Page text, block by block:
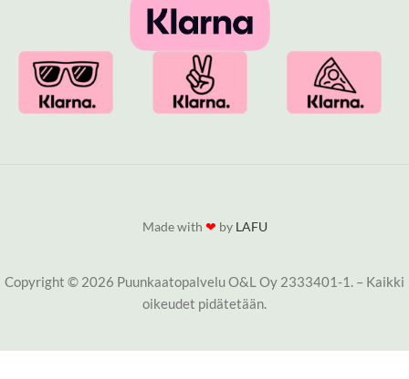
Copyright © 2026 Puunkaatopalvelu O&L Oy 2333401-1. – Kaikki
oikeudet pidätetään.
Made with ❤ by LAFU